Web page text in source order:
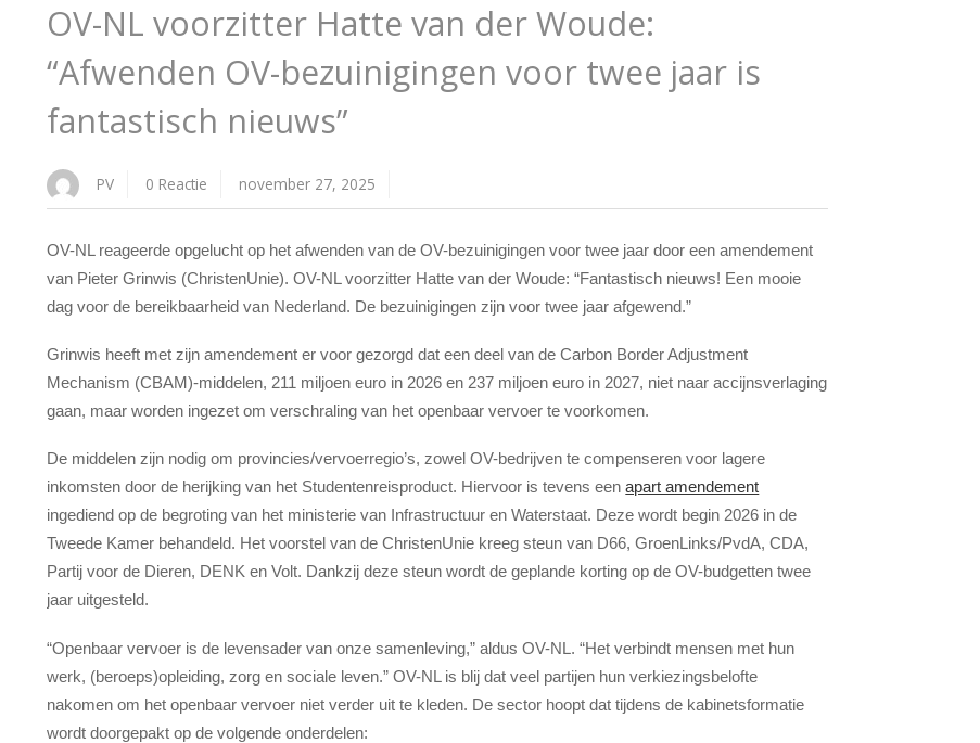
OV-NL voorzitter Hatte van der Woude:
“Afwenden OV-bezuinigingen voor twee jaar is
fantastisch nieuws”
PV 0 Reactie november 27, 2025
OV-NL reageerde opgelucht op het afwenden van de OV-bezuinigingen voor twee jaar door een amendement
van Pieter Grinwis (ChristenUnie). OV-NL voorzitter Hatte van der Woude: “Fantastisch nieuws! Een mooie
dag voor de bereikbaarheid van Nederland. De bezuinigingen zijn voor twee jaar afgewend.”
Grinwis heeft met zijn amendement er voor gezorgd dat een deel van deCarbon Border Adjustment
Mechanism (CBAM)-middelen, 211 miljoen euro in 2026 en 237 miljoen euro in 2027, niet naar accijnsverlaging
gaan, maar worden ingezet om verschraling van het openbaar vervoer te voorkomen.
De middelen zijn nodig om provincies/vervoerregio’s, zowel OV-bedrijven te compenseren voor lagere
inkomsten door de herijking van het Studentenreisproduct. Hiervoor is tevens eenapart amendement
ingediend op de begroting van het ministerie van Infrastructuur en Waterstaat. Deze wordt begin 2026 in de
Tweede Kamer behandeld. Het voorstel van de ChristenUnie kreeg steun van D66, GroenLinks/PvdA, CDA,
Partij voor de Dieren, DENK en Volt. Dankzij deze steun wordt de geplande korting op de OV-budgetten twee
jaar uitgesteld.
“Openbaar vervoer is de levensader van onze samenleving,” aldus OV-NL. “Het verbindt mensen met hun
werk, (beroeps)opleiding, zorg en sociale leven.” OV-NL is blij dat veel partijen hun verkiezingsbelofte
nakomen om het openbaar vervoer niet verder uit te kleden. De sector hoopt dat tijdens de kabinetsformatie
wordt doorgepakt op de volgende onderdelen: